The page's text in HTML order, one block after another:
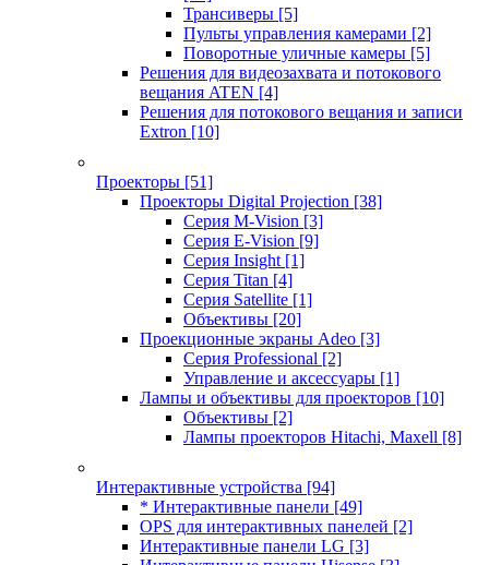
Трансиверы [5]
Пульты управления камерами [2]
Поворотные уличные камеры [5]
Решения для видеозахвата и потокового
вещания ATEN [4]
Решения для потокового вещания и записи
Extron [10]
Проекторы [51]
Проекторы Digital Projection [38]
Серия M-Vision [3]
Серия E-Vision [9]
Серия Insight [1]
Серия Titan [4]
Серия Satellite [1]
Объективы [20]
Проекционные экраны Adeo [3]
Серия Professional [2]
Управление и аксессуары [1]
Лампы и объективы для проекторов [10]
Объективы [2]
Лампы проекторов Hitachi, Maxell [8]
Интерактивные устройства [94]
* Интерактивные панели [49]
OPS для интерактивных панелей [2]
Интерактивные панели LG [3]